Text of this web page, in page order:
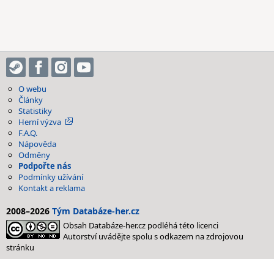
O webu
Články
Statistiky
Herní výzva
F.A.Q.
Nápověda
Odměny
Podpořte nás
Podmínky užívání
Kontakt a reklama
2008–2026 Tým Databáze-her.cz
Obsah Databáze-her.cz podléhá této licenci
Autorství uvádějte spolu s odkazem na zdrojovou
stránku